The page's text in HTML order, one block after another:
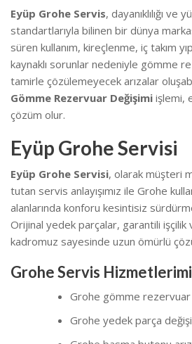
Eyüp Grohe Servis, dayanıklılığı ve
standartlarıyla bilinen bir dünya
süren kullanım, kireçlenme, iç takım
kaynaklı sorunlar nedeniyle gömme
tamirle çözülemeyecek arızalar
Gömme Rezervuar Değişimi işlemi,
çözüm olur.
Eyüp Grohe Servisi
Eyüp Grohe Servisi, olarak müşteri
tutan servis anlayışımız ile Grohe
alanlarında konforu kesintisiz
Orijinal yedek parçalar, garantili işçilik
kadromuz sayesinde uzun ömürlü
Grohe Servis
Grohe gömme
Grohe yedek parça